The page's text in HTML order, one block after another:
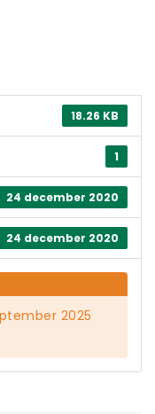
18.26 KB
1
24 december 2020
24 december 2020
2025